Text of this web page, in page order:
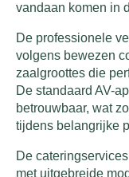
vandaan komen in
De professionele
volgens bewezen
zaalgroottes die
De standaard AV-
betrouwbaar, wat
tijdens belangrijke
De
met uitgebreide